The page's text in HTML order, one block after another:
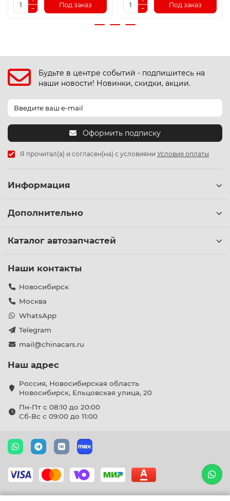
Под заказ Под заказ
Будьте в центре событий - подпишитесь на
наши новости! Новинки, скидки, акции.
Оформить подписку
Я прочитал(а) и согласен(на) с условиями Условия оплаты
Информация
Дополнительно
Каталог автозапчастей
Наши контакты
Новосибирск
Москва
WhatsApp
Telegram
mail@chinacars.ru
Наш адрес
Россия, Новосибирская область
Новосибирск, Ельцовская улица, 20
Пн-Пт с 08:10 до 20:00
Сб-Вс с 09:00 до 11:00